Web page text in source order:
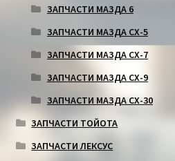
ЗАПЧАСТИ МАЗДА 6
ЗАПЧАСТИ МАЗДА СХ-5
ЗАПЧАСТИ МАЗДА СХ-7
ЗАПЧАСТИ МАЗДА СХ-9
ЗАПЧАСТИ МАЗДА СХ-30
ЗАПЧАСТИ ТОЙОТА
ЗАПЧАСТИ ЛЕКСУС